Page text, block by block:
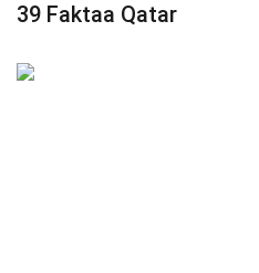
39 Faktaa Qatar